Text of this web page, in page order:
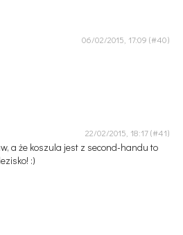
06/02/2015, 17:09
22/02/2015, 18:17
a że koszula jest z second-handu to
:)